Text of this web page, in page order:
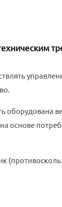
оборудована
основе